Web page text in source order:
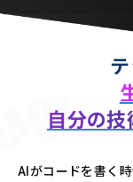
自分の
AIがコードを書く